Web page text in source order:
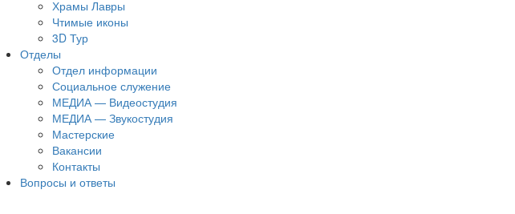
Храмы Лавры
Чтимые иконы
3D Тур
Отделы
Отдел информации
Социальное служение
МЕДИА — Видеостудия
МЕДИА — Звукостудия
Мастерские
Вакансии
Контакты
Вопросы и ответы